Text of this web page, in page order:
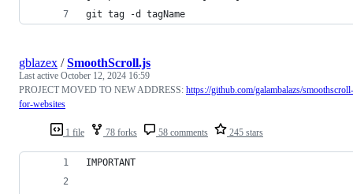
git tag -d tagName
1 file 78 forks 58 comments 245 stars
gblazex /SmoothScroll.js
Last active October 12, 2024 16:59
PROJECT MOVED TO NEW ADDRESS: https://github.com/galambalazs/smoothscroll-
for-websites
IMPORTANT